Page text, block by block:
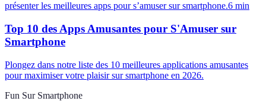
présenter les meilleures apps pour s’amuser sur smartphone.6 min
Top 10 des Apps Amusantes pour S'Amuser sur
Smartphone
Plongez dans notre liste des 10 meilleures applications amusantes
pour maximiser votre plaisir sur smartphone en 2026.
Fun Sur Smartphone